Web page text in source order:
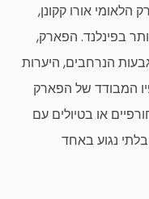
אורו קקונן,
בפינלנד. הפארק,
הנרחבים, היערות
המבודד של הפארק
או בטיולים עם
נגוע באחד